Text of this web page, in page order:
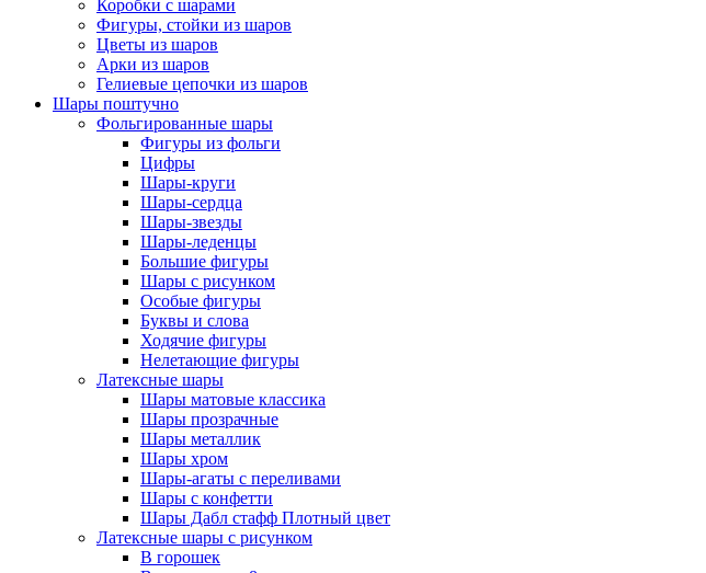
Коробки с шарами
Фигуры, стойки из шаров
Цветы из шаров
Арки из шаров
Гелиевые цепочки из шаров
Шары поштучно
Фольгированные шары
Фигуры из фольги
Цифры
Шары-круги
Шары-сердца
Шары-звезды
Шары-леденцы
Большие фигуры
Шары с рисунком
Особые фигуры
Буквы и слова
Ходячие фигуры
Нелетающие фигуры
Латексные шары
Шары матовые классика
Шары прозрачные
Шары металлик
Шары хром
Шары-агаты с переливами
Шары с конфетти
Шары Дабл стафф Плотный цвет
Латексные шары с рисунком
В горошек